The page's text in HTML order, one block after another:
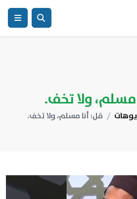
مسلم، ولا تخف.
قل: أنا مسلم، ولا تخف.